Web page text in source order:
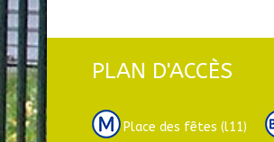
PLAN D'ACCÈS
Place des fêtes (l11)